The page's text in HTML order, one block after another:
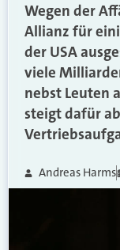
Wegen der
Allianz für
der USA
viele
nebst Leuten
steigt dafür
Andreas Harms